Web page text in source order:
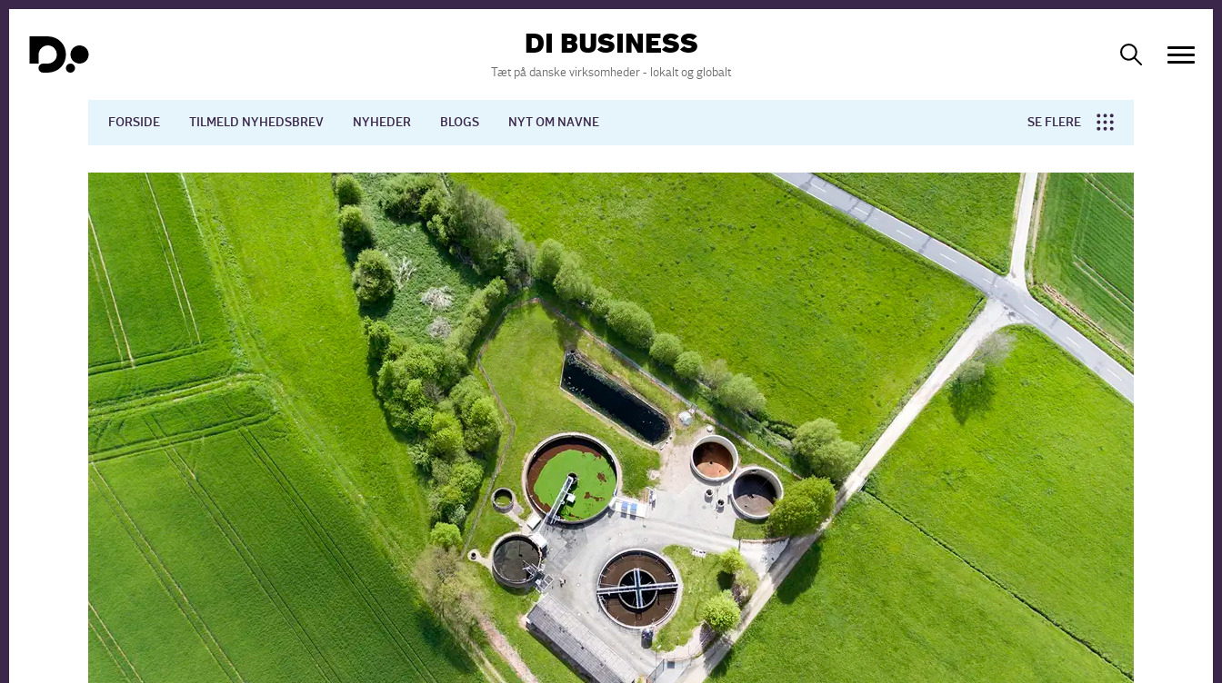
DI BUSINESS
Tæt på danske virksomheder - lokalt og globalt
FORSIDE TILMELD NYHEDSBREV NYHEDER BLOGS NYT OM NAVNE SE FLERE
Dansk økonomi Digitalisering International økonomi Arbejdsmiljø
Arbejdsmarkedet Uddannelse Europapolitik Forskning